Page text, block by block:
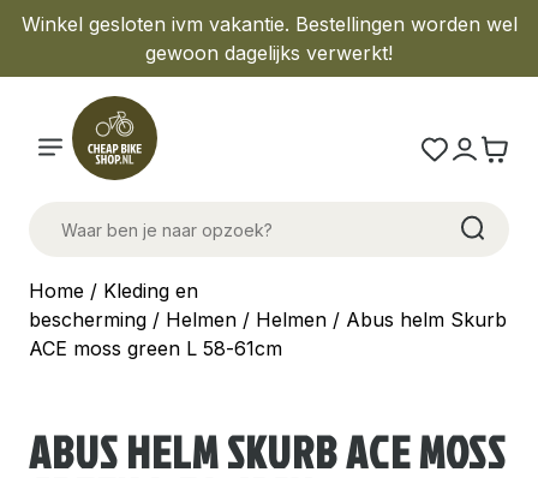
Winkel gesloten ivm vakantie. Bestellingen worden wel
gewoon dagelijks verwerkt!
Home / Kleding en
bescherming / Helmen / Helmen / Abus helm Skurb
ACE moss green L 58-61cm
ABUS HELM SKURB ACE MOSS